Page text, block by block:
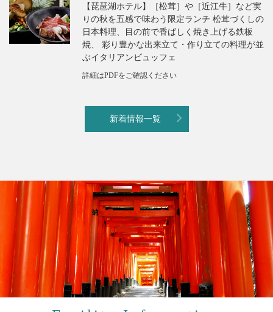
【琵琶湖ホテル】［松茸］や［近江牛］など実
りの秋を五感で味わう限定ランチ 松茸づくしの
日本料理、目の前で香ばしく焼き上げる鉄板
焼、 彩り豊かな出来立て・作り立ての料理が並
ぶイタリアンビュッフェ
詳細はPDFをご確認ください
新着情報一覧